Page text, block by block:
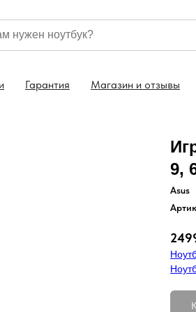
Гарантия Магазин и отзывы
Бесплатная доставка по всей
9,
Asus